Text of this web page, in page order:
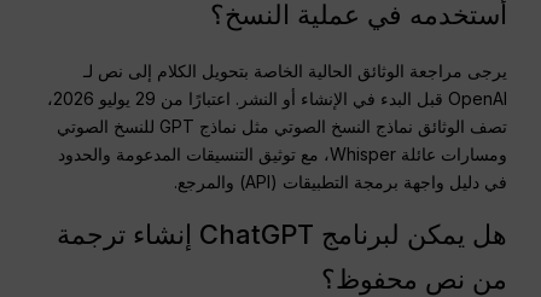
أستخدمه في عملية النسخ؟
يرجى مراجعة الوثائق الحالية الخاصة بتحويل الكلام إلى نص لـ
OpenAI قبل البدء في الإنشاء أو النشر. اعتبارًا من 29 يوليو 2026،
تصف الوثائق نماذج النسخ الصوتي مثل نماذج GPT للنسخ الصوتي
ومسارات عائلة Whisper، مع توثيق التنسيقات المدعومة والحدود
في دليل واجهة برمجة التطبيقات (API) والمرجع.
هل يمكن لبرنامج ChatGPT إنشاء ترجمة
من نص محفوظ؟